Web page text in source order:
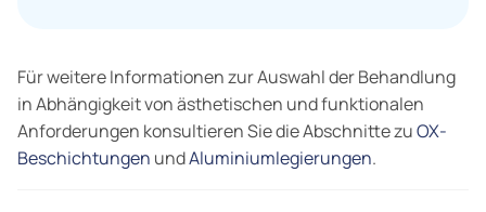
Für weitere Informationen zur Auswahl der Behandlung
in Abhängigkeit von ästhetischen und funktionalen
Anforderungen konsultieren Sie die Abschnitte zuOX-
Beschichtungen undAluminiumlegierungen.